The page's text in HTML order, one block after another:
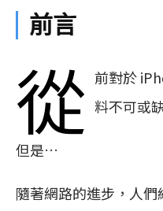
前言
從 前對於
料不可或
但是…
隨著網路的進步，人